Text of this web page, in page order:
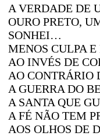
A VERDADE DE
OURO PRETO,
SONHEI…
MENOS CULPA
AO INVÉS DE
AO CONTRÁRIO
A GUERRA DO
A SANTA QUE
A FÉ NÃO TEM
AOS OLHOS DE